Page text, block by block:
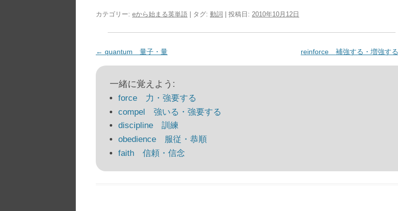
カテゴリー: eから始まる英単語 | タグ: 動詞 | 投稿日: 2010年10月12日
投
稿
ン
← quantum 量子・量 reinforce 補強する・増強する
一緒に覚えよう:
force 力・強要する
compel 強いる・強要する
discipline 訓練
obedience 服従・恭順
faith 信頼・信念